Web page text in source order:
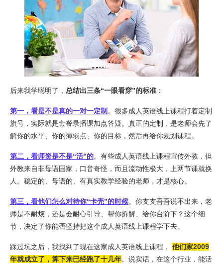
后来我学聪明了， 总结出三条“一眼看穿”的标准 ：
第一，看是不是真的一对一定制 。很多成人英语线上课程打着定制
旗号，实际就是套餐录播课加点答疑。真正的定制，是老师会先了
解你的水平、你的薄弱点、你的目标，然后再给你规划课程。
第二，看师资是不是“活”的。有些成人英语线上课程宣传外教，但
外教来自非母语国家，口音奇怪，而且流动性极大，上两节课就换
人。稳定的、母语的、有真实教学经验的老师，才是核心。
第三，看他们怎么对待你“卡壳”的时候。你支支吾吾说不出来，老
师是不耐烦，还是会耐心引导、帮你拆解、给你台阶下？这个细
节，决定了你能否坚持把这个成人英语线上课程学下去。
踩过坑之后，我找到了现在这家成人英语线上课程， 他们家2009
年就成立了，算下来已经跑了十几年。说实话，在这个行业，能活